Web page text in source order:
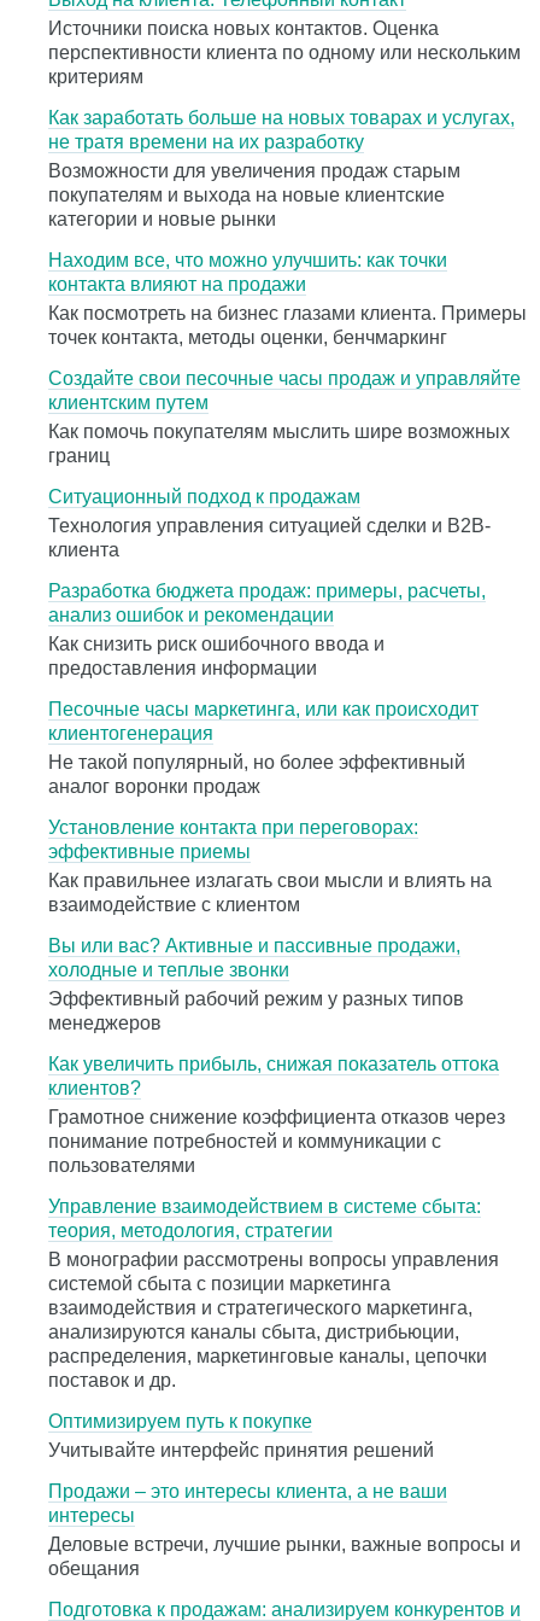
Источники поиска новых контактов. Оценка
перспективности клиента по одному или нескольким
критериям
Как заработать больше на новых товарах и услугах,
не тратя времени на их разработку
Возможности для увеличения продаж старым
покупателям и выхода на новые клиентские
категории и новые рынки
Находим все, что можно улучшить: как точки
контакта влияют на продажи
Как посмотреть на бизнес глазами клиента. Примеры
точек контакта, методы оценки, бенчмаркинг
Создайте свои песочные часы продаж и управляйте
клиентским путем
Как помочь покупателям мыслить шире возможных
границ
Ситуационный подход к продажам
Технология управления ситуацией сделки и В2В-
клиента
Разработка бюджета продаж: примеры, расчеты,
анализ ошибок и рекомендации
Как снизить риск ошибочного ввода и
предоставления информации
Песочные часы маркетинга, или как происходит
клиентогенерация
Не такой популярный, но более эффективный
аналог воронки продаж
Установление контакта при переговорах:
эффективные приемы
Как правильнее излагать свои мысли и влиять на
взаимодействие с клиентом
Вы или вас? Активные и пассивные продажи,
холодные и теплые звонки
Эффективный рабочий режим у разных типов
менеджеров
Как увеличить прибыль, снижая показатель оттока
клиентов?
Грамотное снижение коэффициента отказов через
понимание потребностей и коммуникации с
пользователями
Управление взаимодействием в системе сбыта:
теория, методология, стратегии
В монографии рассмотрены вопросы управления
системой сбыта с позиции маркетинга
взаимодействия и стратегического маркетинга,
анализируются каналы сбыта, дистрибьюции,
распределения, маркетинговые каналы, цепочки
поставок и др.
Оптимизируем путь к покупке
Учитывайте интерфейс принятия решений
Продажи – это интересы клиента, а не ваши
интересы
Деловые встречи, лучшие рынки, важные вопросы и
обещания
Подготовка к продажам: анализируем конкурентов и